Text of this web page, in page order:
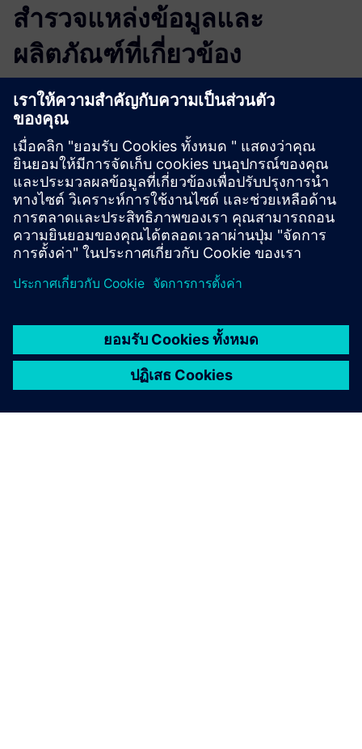
สำรวจแหล่งข้อมูลและ
ผลิตภัณฑ์ที่เกี่ยวข้อง
ข้อมูลและแหล่งข้อมูลเพิ่มเติม
More information
เงื่อนไขเบื้องต้น
None